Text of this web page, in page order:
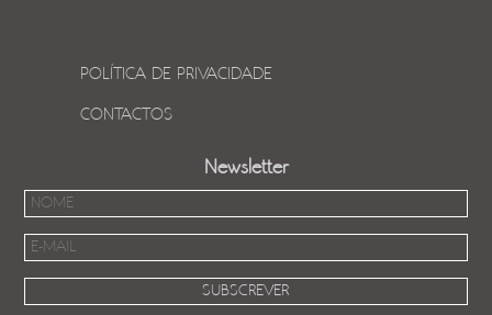
POLÍTICA DE PRIVACIDADE
CONTACTOS
Newsletter